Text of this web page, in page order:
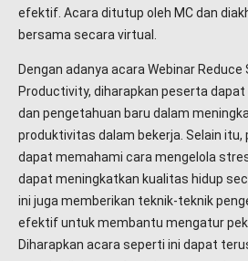
efektif. Acara ditutup oleh MC dan
bersama secara virtual.
Dengan adanya acara Webinar
Productivity, diharapkan peserta
dan pengetahuan baru dalam
produktivitas dalam bekerja. Selain itu,
dapat memahami cara mengelola
dapat meningkatkan kualitas hidup
ini juga memberikan teknik-teknik
efektif untuk membantu mengatur
Diharapkan acara seperti ini dapat